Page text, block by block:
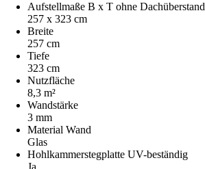
Aufstellmaße B x T ohne Dachüberstand
257 x 323 cm
Breite
257 cm
Tiefe
323 cm
Nutzfläche
8,3 m²
Wandstärke
3 mm
Material Wand
Glas
Hohlkammerstegplatte UV-beständig
Ja